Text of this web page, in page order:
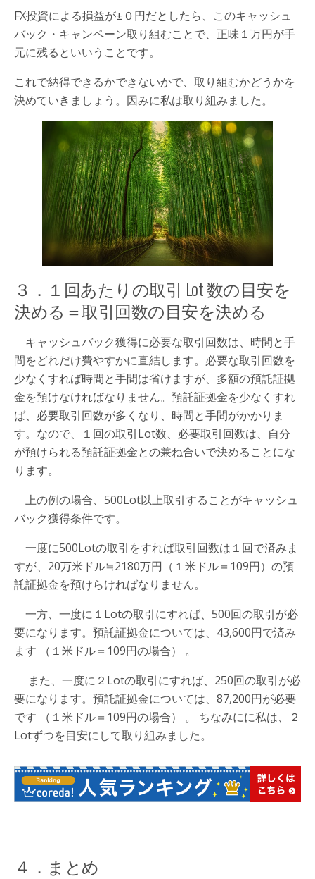
FX投資による損益が±０円だとしたら、このキャッシュ
バック・キャンペーン取り組むことで、正味１万円が手
元に残るといいうことです。
これで納得できるかできないかで、取り組むかどうかを
決めていきましょう。因みに私は取り組みました。
３．１回あたりの取引 Lot 数の目安を
決める＝取引回数の目安を決める
キャッシュバック獲得に必要な取引回数は、時間と手
間をどれだけ費やすかに直結します。必要な取引回数を
少なくすれば時間と手間は省けますが、多額の預託証拠
金を預けなければなりません。預託証拠金を少なくすれ
ば、必要取引回数が多くなり、時間と手間がかかりま
す。なので、１回の取引Lot数、必要取引回数は、自分
が預けられる預託証拠金との兼ね合いで決めることにな
ります。
上の例の場合、500Lot以上取引することがキャッシュ
バック獲得条件です。
一度に500Lotの取引をすれば取引回数は１回で済みま
すが、20万米ドル≒2180万円（１米ドル＝109円）の預
託証拠金を預けらければなりません。
一方、一度に１Lotの取引にすれば、500回の取引が必
要になります。預託証拠金については、43,600円で済み
ます （１米ドル＝109円の場合） 。
また、一度に２Lotの取引にすれば、250回の取引が必
要になります。預託証拠金については、87,200円が必要
です （１米ドル＝109円の場合） 。 ちなみにに私は、２
Lotずつを目安にして取り組みました。
４．まとめ